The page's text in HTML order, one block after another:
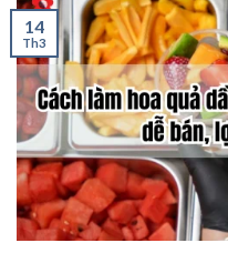
14
Th3